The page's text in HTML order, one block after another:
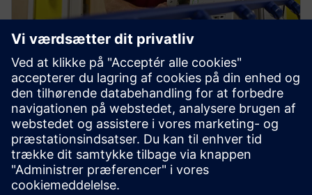
Clinique Saint-Jean i Bruxelles
Clinique Saint-Jean i Bruxelles opgraderede sin
strømforsyning med Siemens og sikrede en pålidelig
og fremtidsklar energiløsning gennem smart
teknologi.